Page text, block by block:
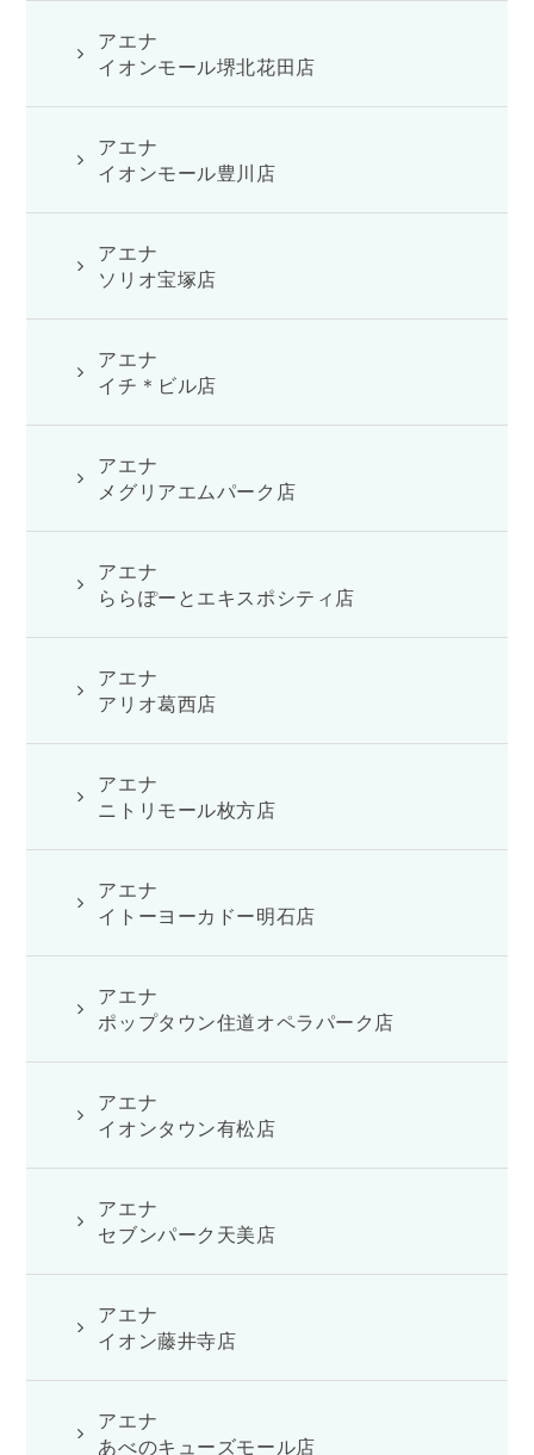
アエナ
イオンモール堺北花田店
アエナ
イオンモール豊川店
アエナ
ソリオ宝塚店
アエナ
イチ＊ビル店
アエナ
メグリアエムパーク店
アエナ
ららぽーとエキスポシティ店
アエナ
アリオ葛西店
アエナ
ニトリモール枚方店
アエナ
イトーヨーカドー明石店
アエナ
ポップタウン住道オペラパーク店
アエナ
イオンタウン有松店
アエナ
セブンパーク天美店
アエナ
イオン藤井寺店
アエナ
あべのキューズモール店